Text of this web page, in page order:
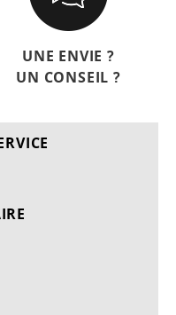
UNE ENVIE ?
UN CONSEIL ?